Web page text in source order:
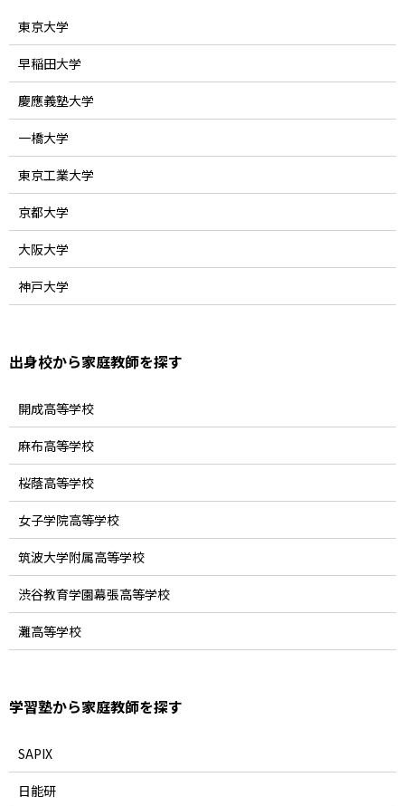
東京大学
早稲田大学
慶應義塾大学
一橋大学
東京工業大学
京都大学
大阪大学
神戸大学
出身校から家庭教師を探す
開成高等学校
麻布高等学校
桜蔭高等学校
女子学院高等学校
筑波大学附属高等学校
渋谷教育学園幕張高等学校
灘高等学校
学習塾から家庭教師を探す
SAPIX
日能研